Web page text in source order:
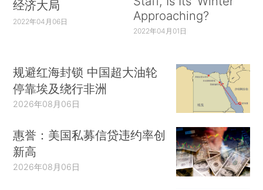
经济大局
2022年04月06日
Approaching?
2022年04月01日
规避红海封锁 中国超大油轮
停靠埃及绕行非洲
2026年08月06日
惠誉：美国私募信贷违约率创
新高
2026年08月06日